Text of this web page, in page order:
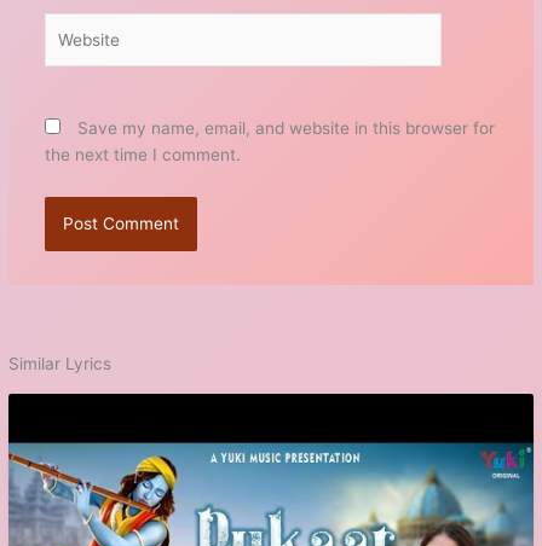
Save my name, email, and website in this browser for
the next time I comment.
Similar Lyrics